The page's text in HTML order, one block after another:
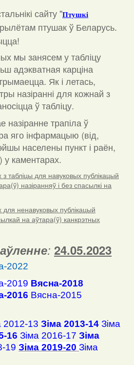
сайту "Птушкі
птушак ў Беларусь.
мы занясем у табліцу
адэкватная карціна
Як і летась,
назіранні для кожнай з
ў табліцу.
трапіла ў
яго інфармацыю (від,
населены пункт і раён,
у каментарах.
табліцы для навуковых публікацый
назіранняў і без спасылкі на
ненавуковых публікацый
на аўтара(ў) канкрэтных
: 24.05.2023
2022
2019 Вясна-2018
2016 Вясна-2015
2012-13 Зіма 2013-14 Зіма
16 Зіма 2016-17 Зіма
19 Зіма 2019-20 Зіма